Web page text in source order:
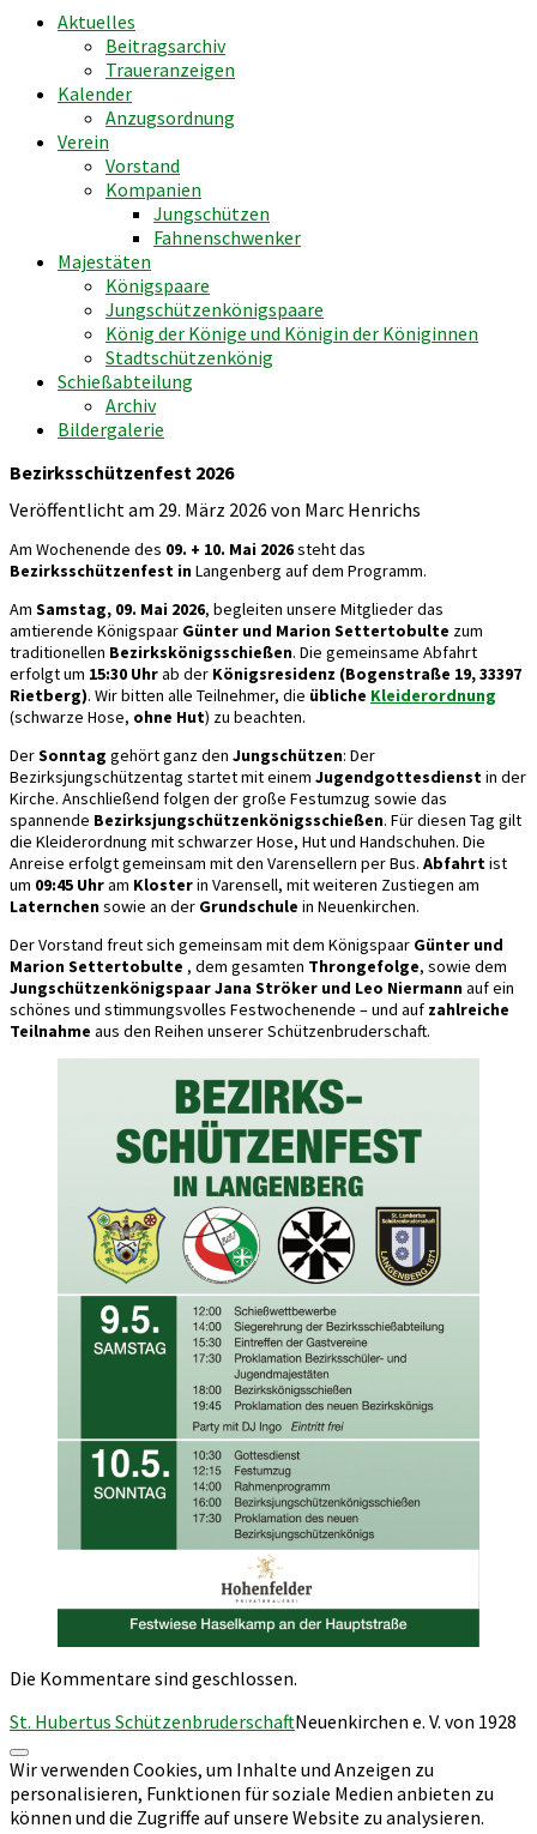
Aktuelles
Beitragsarchiv
Traueranzeigen
Kalender
Anzugsordnung
Verein
Vorstand
Kompanien
Jungschützen
Fahnenschwenker
Majestäten
Königspaare
Jungschützenkönigspaare
König der Könige und Königin der Königinnen
Stadtschützenkönig
Schießabteilung
Archiv
Bildergalerie
Bezirksschützenfest 2026
Veröffentlicht am 29. März 2026 von Marc Henrichs
Am Wochenende des 09. + 10. Mai 2026steht das
Bezirksschützenfest inLangenberg auf dem Programm.
Am Samstag, 09. Mai 2026, begleiten unsere Mitglieder das
amtierende Königspaar Günter und Marion Settertobulte zum
traditionellen Bezirkskönigsschießen. Die gemeinsame Abfahrt
erfolgt um 15:30 Uhrab der Königsresidenz (Bogenstraße 19, 33397
Rietberg). Wir bitten alle Teilnehmer, die übliche Kleiderordnung
(schwarze Hose, ohne Hut) zu beachten.
DerSonntag gehört ganz den Jungschützen: Der
Bezirksjungschützentag startet mit einem Jugendgottesdienstin der
Kirche. Anschließend folgen der große Festumzug sowie das
spannende Bezirksjungschützenkönigsschießen. Für diesen Tag gilt
die Kleiderordnung mit schwarzer Hose, Hut und Handschuhen. Die
Anreise erfolgt gemeinsam mit den Varensellern per Bus. Abfahrtist
um 09:45 Uhram Klosterin Varensell, mit weiteren Zustiegen am
Laternchensowie an der Grundschule in Neuenkirchen.
Der Vorstand freut sich gemeinsam mit dem Königspaar Günter und
Marion Settertobulte , dem gesamten Throngefolge, sowie dem
Jungschützenkönigspaar Jana Ströker und Leo Niermannauf ein
schönes und stimmungsvolles Festwochenende – und auf zahlreiche
Teilnahme aus den Reihen unserer Schützenbruderschaft.
Die Kommentare sind geschlossen.
St. Hubertus SchützenbruderschaftNeuenkirchen e. V. von 1928
Nach
oben
scrollen
Wir verwenden Cookies, um Inhalte und Anzeigen zu
personalisieren, Funktionen für soziale Medien anbieten zu
können und die Zugriffe auf unsere Website zu analysieren.